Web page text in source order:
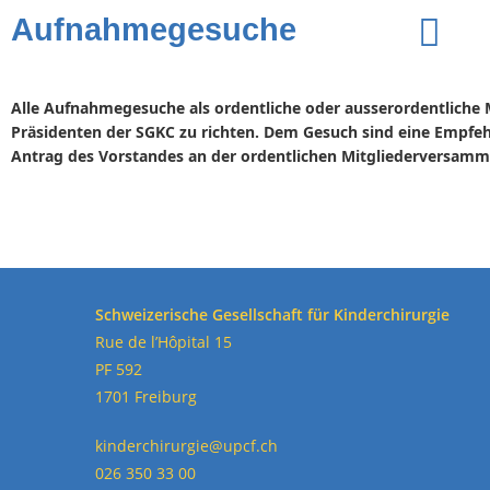
Aufnahmegesuche
Alle Aufnahmegesuche als ordentliche oder
Präsidenten der SGKC zu richten. Dem Gesuch sind eine
Antrag des Vorstandes an der ordentlichen
Schweizerische Gesellschaft für Kinderchirurgie
Rue de l’Hôpital 15
PF 592
1701 Freiburg
kinderchirurgie@upcf.ch
026 350 33 00